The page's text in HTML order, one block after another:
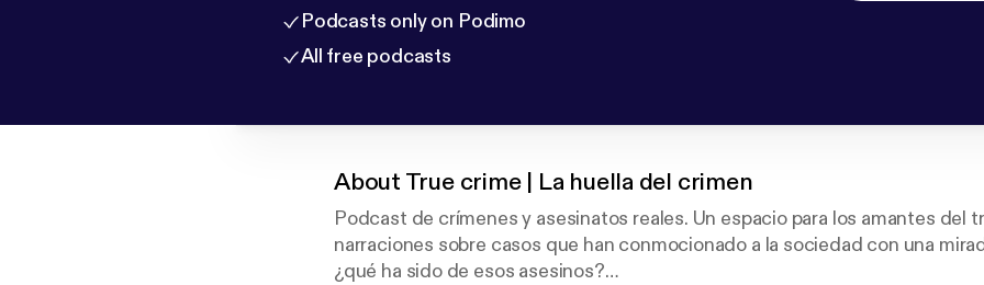
Podcasts only on Podimo
All free podcasts
About True crime | La huella del crimen
Podcast de crímenes y asesinatos reales. Un espacio para los amantes del
narraciones sobre casos que han conmocionado a la sociedad con una
¿qué ha sido de esos asesinos?